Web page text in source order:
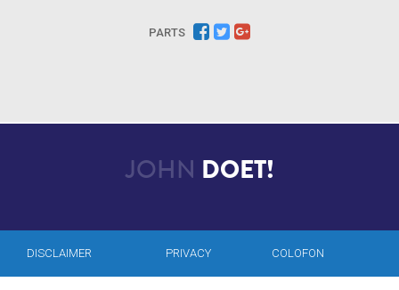
PARTS
JOHN DOET!
DISCLAIMER PRIVACY COLOFON